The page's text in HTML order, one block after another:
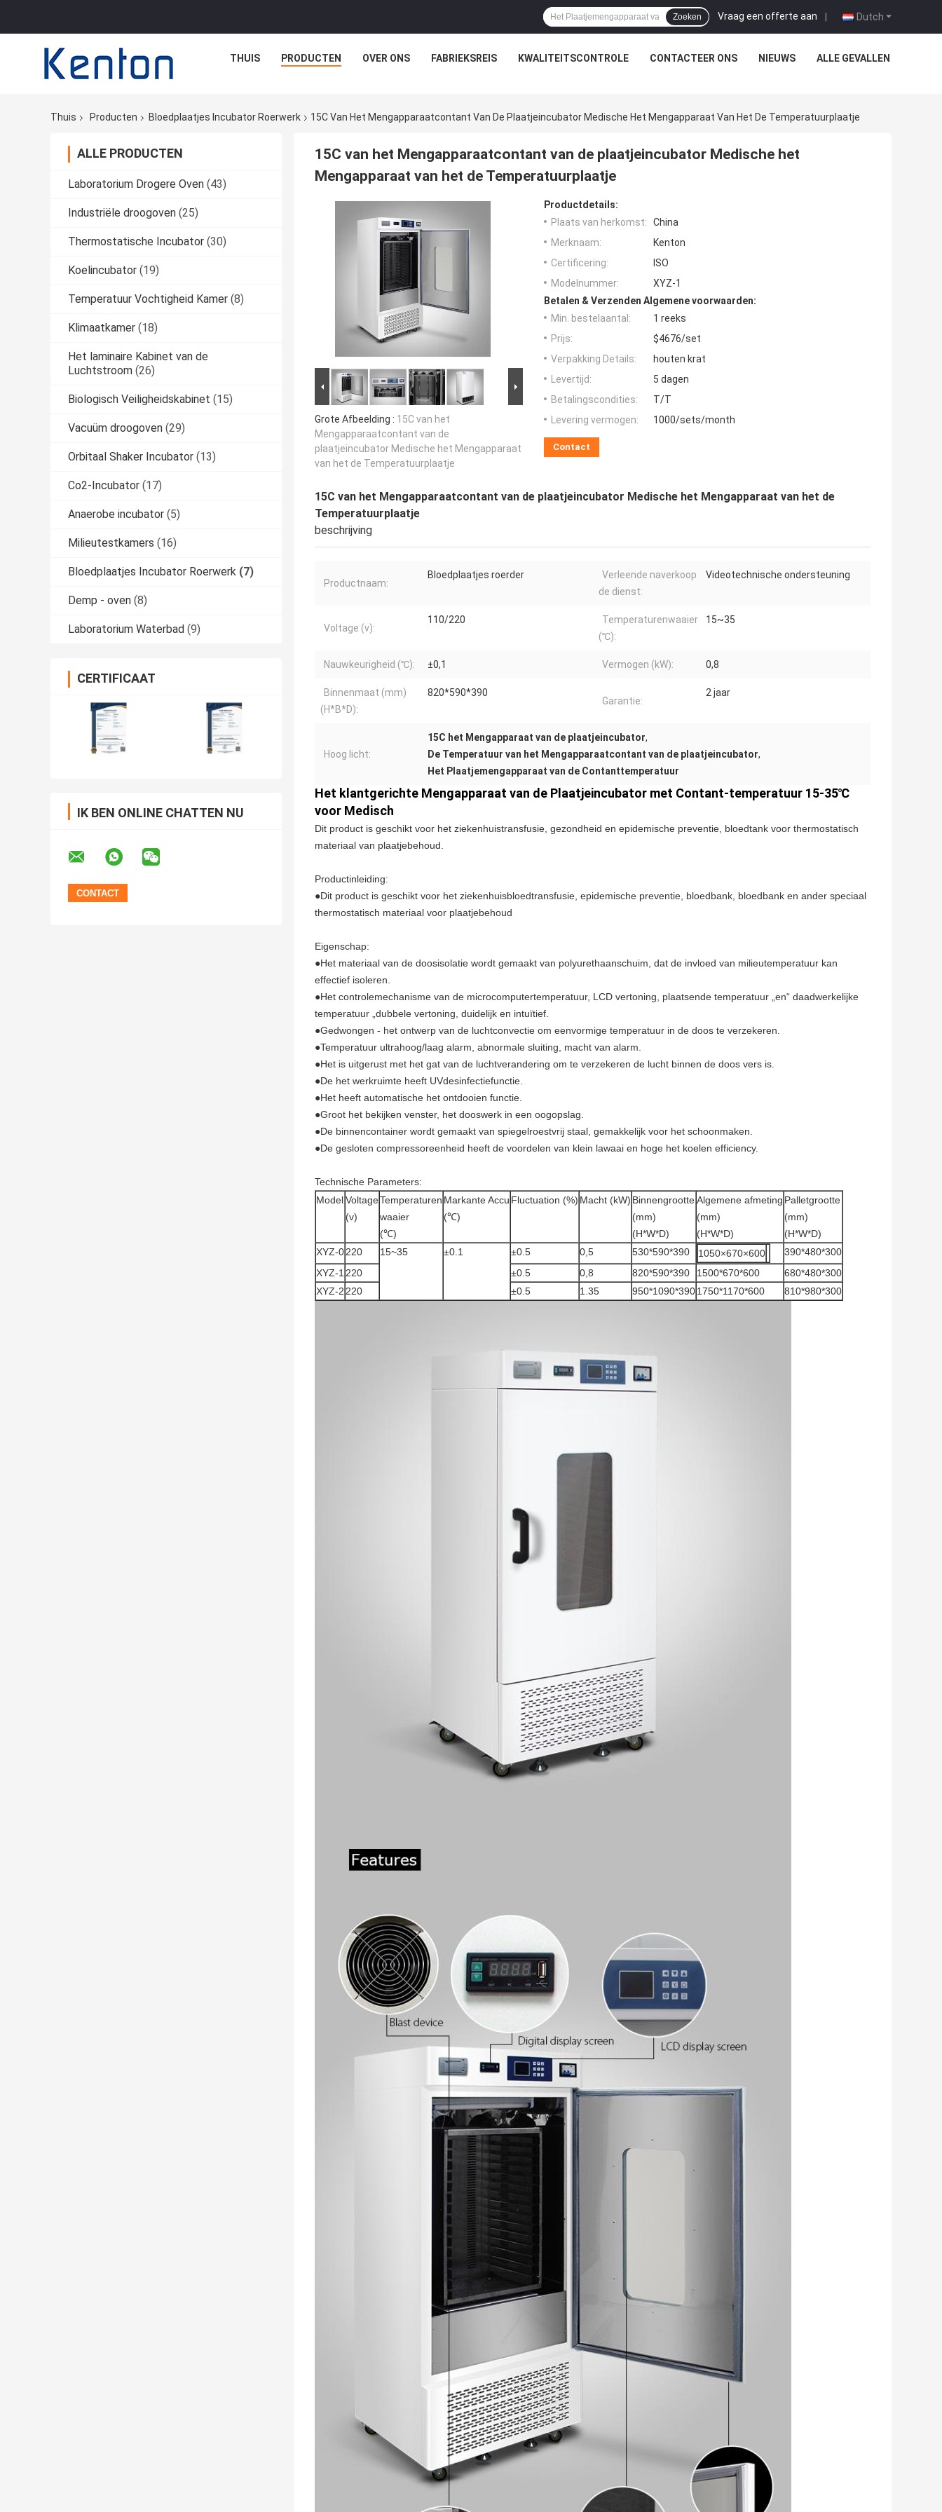
Dutch
Vraag een offerte aan |
Zoeken
THUIS PRODUCTEN OVER ONS FABRIEKSREIS KWALITEITSCONTROLE CONTACTEER ONS NIEUWS ALLE GEVALLEN
Thuis Producten Bloedplaatjes Incubator Roerwerk 15C Van Het Mengapparaatcontant Van De Plaatjeincubator Medische Het Mengapparaat Van Het De Temperatuurplaatje
ALLE PRODUCTEN
Laboratorium Drogere Oven (43)
Industriële droogoven (25)
Thermostatische Incubator (30)
Koelincubator (19)
Temperatuur Vochtigheid Kamer (8)
Klimaatkamer (18)
Het laminaire Kabinet van de
Luchtstroom (26)
Biologisch Veiligheidskabinet (15)
Vacuüm droogoven (29)
Orbitaal Shaker Incubator (13)
Co2-Incubator (17)
Anaerobe incubator (5)
Milieutestkamers (16)
Bloedplaatjes Incubator Roerwerk (7)
Demp - oven (8)
Laboratorium Waterbad (9)
CERTIFICAAT
IK BEN ONLINE CHATTEN NU
15C van het Mengapparaatcontant van de plaatjeincubator Medische het
Mengapparaat van het de Temperatuurplaatje
Grote Afbeelding : 15C van het
Mengapparaatcontant van de
plaatjeincubator Medische het Mengapparaat
van het de Temperatuurplaatje
Productdetails:
Plaats van herkomst:
China
Merknaam:
Kenton
Certificering:
ISO
Modelnummer:
XYZ-1
Betalen & Verzenden Algemene voorwaarden:
Min. bestelaantal:
1 reeks
Prijs:
$4676/set
Verpakking Details:
houten krat
Levertijd:
5 dagen
Betalingscondities:
T/T
Levering vermogen:
1000/sets/month
Contact
15C van het Mengapparaatcontant van de plaatjeincubator Medische het Mengapparaat van het de
Temperatuurplaatje
beschrijving
Productnaam:
Bloedplaatjes roerder
Verleende naverkoop
de dienst:
Videotechnische ondersteuning
Voltage (v):
110/220
Temperaturenwaaier
(℃):
15~35
Nauwkeurigheid (℃): ±0,1 Vermogen (kW): 0,8
Binnenmaat (mm)
(H*B*D):
820*590*390
Garantie:
2 jaar
Hoog licht:
15C het Mengapparaat van de plaatjeincubator,
De Temperatuur van het Mengapparaatcontant van de plaatjeincubator,
Het Plaatjemengapparaat van de Contanttemperatuur
Het klantgerichte Mengapparaat van de Plaatjeincubator met Contant-temperatuur 15-35℃
voor Medisch
Dit product is geschikt voor het ziekenhuistransfusie, gezondheid en epidemische preventie, bloedtank voor thermostatisch
materiaal van plaatjebehoud.
Productinleiding:
●Dit product is geschikt voor het ziekenhuisbloedtransfusie, epidemische preventie, bloedbank, bloedbank en ander speciaal
thermostatisch materiaal voor plaatjebehoud
Eigenschap:
●Het materiaal van de doosisolatie wordt gemaakt van polyurethaanschuim, dat de invloed van milieutemperatuur kan
effectief isoleren.
●Het controlemechanisme van de microcomputertemperatuur, LCD vertoning, plaatsende temperatuur „en“ daadwerkelijke
temperatuur „dubbele vertoning, duidelijk en intuïtief.
●Gedwongen - het ontwerp van de luchtconvectie om eenvormige temperatuur in de doos te verzekeren.
●Temperatuur ultrahoog/laag alarm, abnormale sluiting, macht van alarm.
●Het is uitgerust met het gat van de luchtverandering om te verzekeren de lucht binnen de doos vers is.
●De het werkruimte heeft UVdesinfectiefunctie.
●Het heeft automatische het ontdooien functie.
●Groot het bekijken venster, het dooswerk in een oogopslag.
●De binnencontainer wordt gemaakt van spiegelroestvrij staal, gemakkelijk voor het schoonmaken.
●De gesloten compressoreenheid heeft de voordelen van klein lawaai en hoge het koelen efficiency.
Technische Parameters:
ModelVoltage
(v)
Temperaturen
waaier
(℃)
Markante Accu
(℃)
Fluctuation (%) Macht (kW) Binnengrootte
(mm)
(H*W*D)
Algemene afmeting
(mm)
(H*W*D)
Palletgrootte
(mm)
(H*W*D)
XYZ-0220 15~35 ±0.1 ±0.5 0,5 530*590*390 1050×670×600
390*480*300
XYZ-1220 ±0.5 0,8 820*590*390 1500*670*600
680*480*300
XYZ-2220 ±0.5 1.35 950*1090*3901750*1170*600 810*980*300